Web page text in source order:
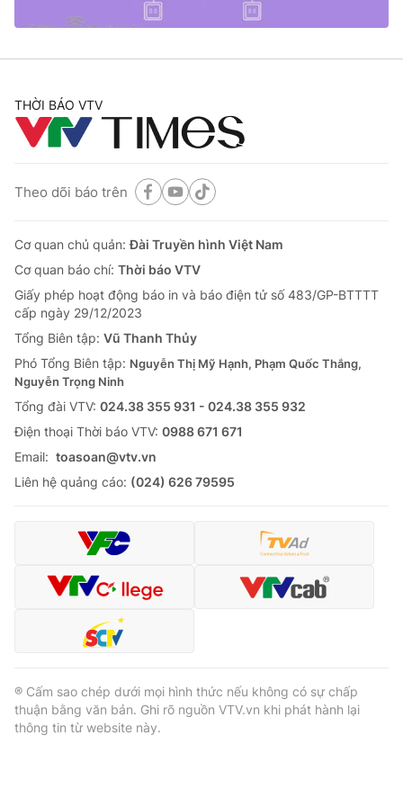
thuận bằng văn bản. Ghi rõ nguồn VTV.vn khi phát hành lại
thông tin từ website này.
THỜI BÁO VTV
Theo dõi báo trên
Cơ quan chủ quản:Đài Truyền hình Việt Nam
Cơ quan báo chí: Thời báo VTV
Giấy phép hoạt động báo in và báo điện tử số 483/GP-BTTTT
cấp ngày 29/12/2023
Tổng Biên tập: Vũ Thanh Thủy
Phó Tổng Biên tập: Nguyễn Thị Mỹ Hạnh, Phạm Quốc Thắng,
Nguyễn Trọng Ninh
Tổng đài VTV: 024.38 355 931 - 024.38 355 932
Ðiện thoại Thời báo VTV: 0988 671 671
Email: toasoan@vtv.vn
Liên hệ quảng cáo: (024) 626 79595
® Cấm sao chép dưới mọi hình thức nếu không có sự chấp
thuận bằng văn bản. Ghi rõ nguồn VTV.vn khi phát hành lại
thông tin từ website này.